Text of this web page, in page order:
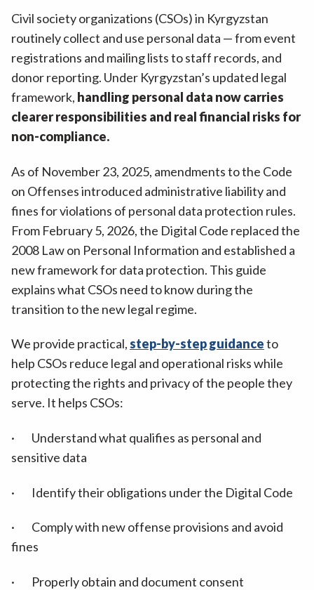
Civil society organizations (CSOs) in Kyrgyzstan
routinely collect and use personal data — from event
registrations and mailing lists to staff records, and
donor reporting. Under Kyrgyzstan’s updated legal
framework, handling personal data now carries
clearer responsibilities and real financial risks for
non-compliance.
As of November 23, 2025, amendments to the Code
on Offenses introduced administrative liability and
fines for violations of personal data protection rules.
From February 5, 2026, the Digital Code replaced the
2008 Law on Personal Information and established a
new framework for data protection. This guide
explains what CSOs need to know during the
transition to the new legal regime.
We provide practical,step-by-step guidanceto
help CSOs reduce legal and operational risks while
protecting the rights and privacy of the people they
serve. It helps CSOs:
· Understand what qualifies as personal and
sensitive data
· Identify their obligations under the Digital Code
· Comply with new offense provisions and avoid
fines
· Properly obtain and document consent